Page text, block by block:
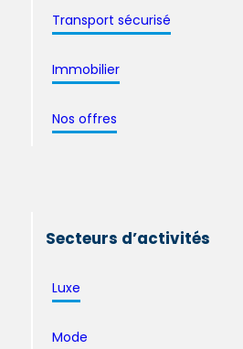
Transport sécurisé
Immobilier
Nos offres
Secteurs d’activités
Luxe
Mode